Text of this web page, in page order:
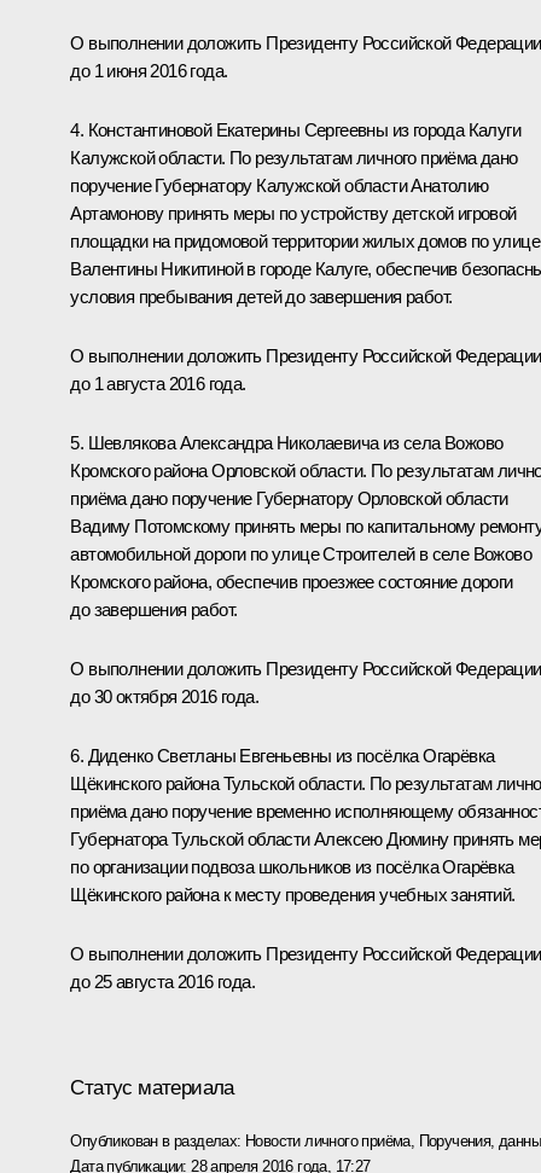
О выполнении доложить Президенту Российской Федерации
до 1 июня 2016 года.
4. Константиновой Екатерины Сергеевны из города Калуги
Калужской области. По результатам личного приёма дано
поручение Губернатору Калужской области Анатолию
Артамонову принять меры по устройству детской игровой
площадки на придомовой территории жилых домов по улице
Валентины Никитиной в городе Калуге, обеспечив
условия пребывания детей до завершения работ.
О выполнении доложить Президенту Российской Федерации
до 1 августа 2016 года.
5. Шевлякова Александра Николаевича из села Вожово
Кромского района Орловской области. По результатам
приёма дано поручение Губернатору Орловской области
Вадиму Потомскому принять меры по капитальному
автомобильной дороги по улице Строителей в селе Вожово
Кромского района, обеспечив проезжее состояние дороги
до завершения работ.
О выполнении доложить Президенту Российской Федерации
до 30 октября 2016 года.
6. Диденко Светланы Евгеньевны из посёлка Огарёвка
Щёкинского района Тульской области. По результатам
приёма дано поручение временно исполняющему
Губернатора Тульской области Алексею Дюмину принять
по организации подвоза школьников из посёлка Огарёвка
Щёкинского района к месту проведения учебных занятий.
О выполнении доложить Президенту Российской Федерации
до 25 августа 2016 года.
Статус материала
Опубликован в разделах: Новости личного приёма, Поручения,
Дата публикации: 28 апреля 2016 года, 17:27